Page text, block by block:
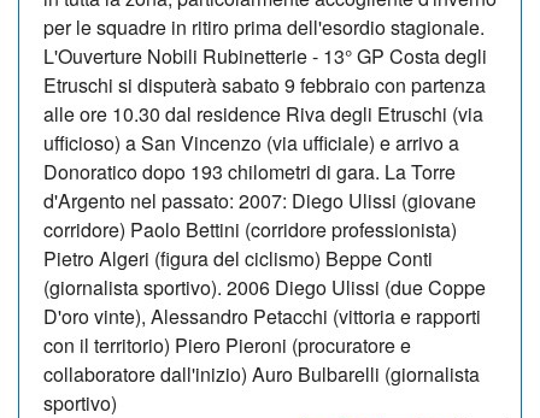
per le squadre in ritiro prima dell'esordio stagionale.
L'Ouverture Nobili Rubinetterie - 13° GP Costa degli
Etruschi si disputerà sabato 9 febbraio con partenza
alle ore 10.30 dal residence Riva degli Etruschi (via
ufficioso) a San Vincenzo (via ufficiale) e arrivo a
Donoratico dopo 193 chilometri di gara. La Torre
d'Argento nel passato: 2007: Diego Ulissi (giovane
corridore) Paolo Bettini (corridore professionista)
Pietro Algeri (figura del ciclismo) Beppe Conti
(giornalista sportivo). 2006 Diego Ulissi (due Coppe
D'oro vinte), Alessandro Petacchi (vittoria e rapporti
con il territorio) Piero Pieroni (procuratore e
collaboratore dall'inizio) Auro Bulbarelli (giornalista
sportivo)